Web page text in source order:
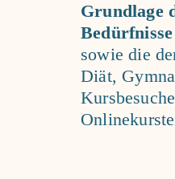
Grundlage
sowie die
Diät,